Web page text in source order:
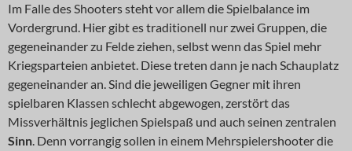
Im Falle des Shooters steht vor allem die Spielbalance im
Vordergrund. Hier gibt es traditionell nur zwei Gruppen, die
gegeneinander zu Felde ziehen, selbst wenn das Spiel mehr
Kriegsparteien anbietet. Diese treten dann je nach Schauplatz
gegeneinander an. Sind die jeweiligen Gegner mit ihren
spielbaren Klassen schlecht abgewogen, zerstört das
Missverhältnis jeglichen Spielspaß und auch seinen zentralen
Sinn. Denn vorrangig sollen in einem Mehrspielershooter die